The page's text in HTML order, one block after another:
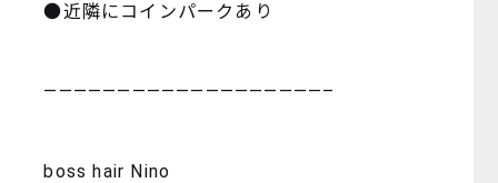
●近隣にコインパークあり
———————————————————–
boss hair Nino